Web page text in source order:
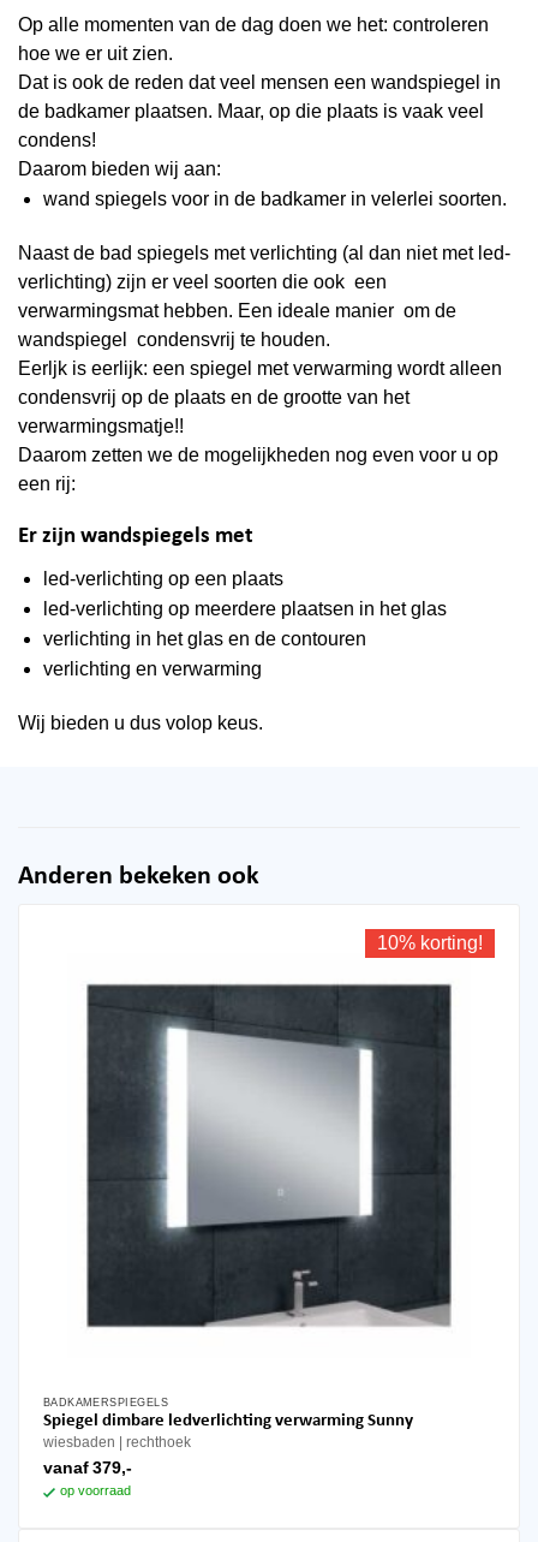
Op alle momenten van de dag doen we het: controleren
hoe we er uit zien.
Dat is ook de reden dat veel mensen een wandspiegel in
de badkamer plaatsen. Maar, op die plaats is vaak veel
condens!
Daarom bieden wij aan:
wand spiegels voor in de badkamer in velerlei soorten.
Naast de bad spiegels met verlichting (al dan niet met led-
verlichting) zijn er veel soorten die ook een
verwarmingsmat hebben. Een ideale manier om de
wandspiegel condensvrij te houden.
Eerljk is eerlijk: een spiegel met verwarming wordt alleen
condensvrij op de plaats en de grootte van het
verwarmingsmatje!!
Daarom zetten we de mogelijkheden nog even voor u op
een rij:
Er zijn wandspiegels met
led-verlichting op een plaats
led-verlichting op meerdere plaatsen in het glas
verlichting in het glas en de contouren
verlichting en verwarming
Wij bieden u dus volop keus.
Anderen bekeken ook
10% korting!
BADKAMERSPIEGELS
Spiegel dimbare ledverlichting verwarming Sunny
wiesbaden rechthoek
vanaf 379,-
op voorraad
Dit
product